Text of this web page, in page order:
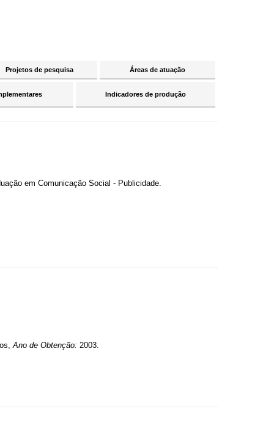
Projetos de pesquisa Áreas de atuação
Indicadores de produção
em Comunicação Social - Publicidade.
Ano de Obtenção: 2003.